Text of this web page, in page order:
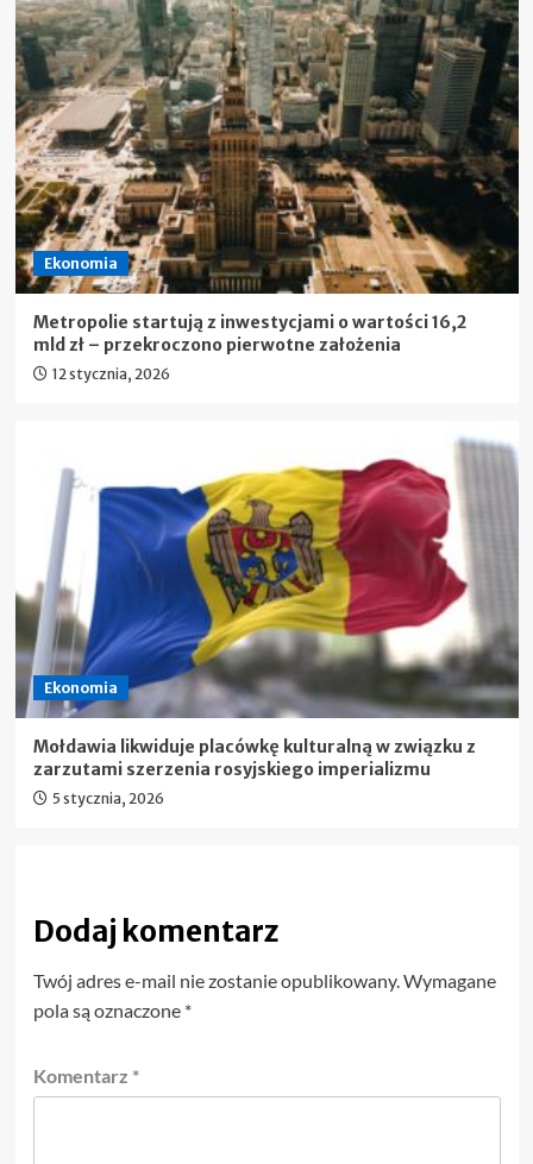
Ekonomia
Metropolie startują z inwestycjami o wartości 16,2
mld zł – przekroczono pierwotne założenia
12 stycznia, 2026
Ekonomia
Mołdawia likwiduje placówkę kulturalną w związku z
zarzutami szerzenia rosyjskiego imperializmu
5 stycznia, 2026
Dodaj komentarz
Twój adres e-mail nie zostanie opublikowany.Wymagane
pola są oznaczone *
Komentarz *